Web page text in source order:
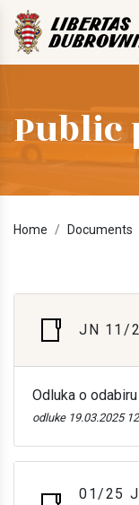
Home Documents
JN 11/
Odluka o
odluke 19.03.2025
01/25